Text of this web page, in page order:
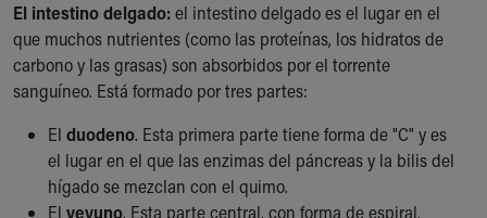
El intestino delgado:el intestino delgado es el lugar en el
que muchos nutrientes (como las proteínas, los hidratos de
carbono y las grasas) son absorbidos por el torrente
sanguíneo. Está formado por tres partes:
El duodeno. Esta primera parte tiene forma de "C" y es
el lugar en el que las enzimas del páncreas y la bilis del
hígado se mezclan con el quimo.
El yeyuno. Esta parte central, con forma de espiral,